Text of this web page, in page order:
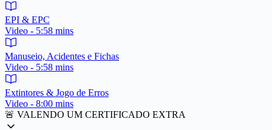
EPI & EPC
Video - 5:58 mins
Manuseio, Acidentes e Fichas
Video - 5:58 mins
Extintores & Jogo de Erros
Video - 8:00 mins
🚨 VALENDO UM CERTIFICADO EXTRA